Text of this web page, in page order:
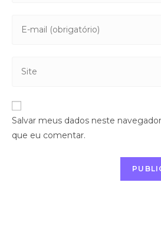
Salvar meus dados neste
que eu comentar.